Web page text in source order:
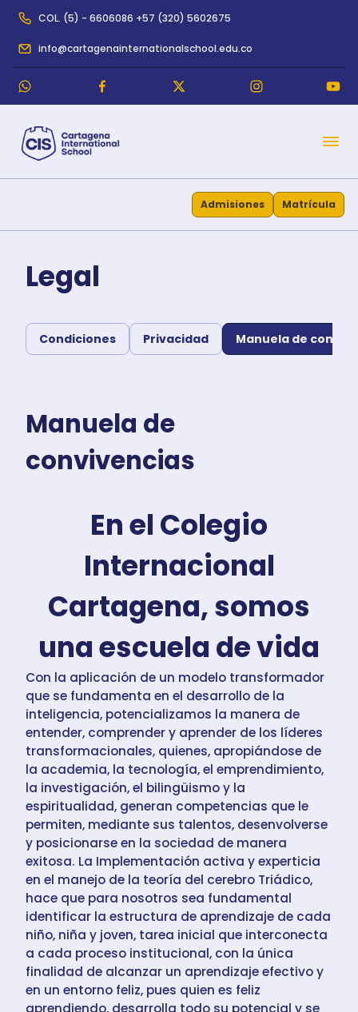
COL. (5) - 6606086 +57 (320) 5602675
info@cartagenainternationalschool.edu.co
Admisiones Matrícula
Legal
Condiciones Privacidad Manuela de
Manuela de
convivencias
En el Colegio
Internacional
Cartagena, somos
una escuela de vida
Con la aplicación de un modelo transformador
que se fundamenta en el desarrollo de la
inteligencia, potencializamos la manera de
entender, comprender y aprender de los líderes
transformacionales, quienes, apropiándose de
la academia, la tecnología, el emprendimiento,
la investigación, el bilingüismo y la
espiritualidad, generan competencias que le
permiten, mediante sus talentos, desenvolverse
y posicionarse en la sociedad de manera
exitosa. La Implementación activa y experticia
en el manejo de la teoría del cerebro Triádico,
hace que para nosotros sea fundamental
identificar la estructura de aprendizaje de cada
niño, niña y joven, tarea inicial que interconecta
a cada proceso institucional, con la única
finalidad de alcanzar un aprendizaje efectivo y
en un entorno feliz, pues quien es feliz
aprendiendo, desarrolla todo su potencial y se